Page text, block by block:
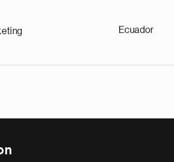
Ecuador